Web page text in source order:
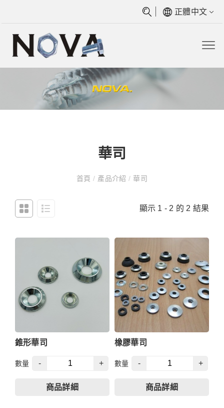
正體中文
華司
首頁/ 產品介紹/ 華司
顯示 1 - 2 的 2 結果
錐形華司
數量 - +
商品詳細
橡膠華司
數量 - +
商品詳細